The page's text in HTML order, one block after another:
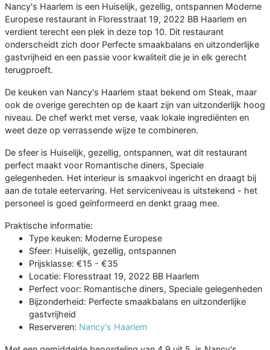
Nancy's Haarlem is een Huiselijk, gezellig, ontspannen Moderne
Europese restaurant in Floresstraat 19, 2022 BB Haarlem en
verdient terecht een plek in deze top 10. Dit restaurant
onderscheidt zich door Perfecte smaakbalans en uitzonderlijke
gastvrijheid en een passie voor kwaliteit die je in elk gerecht
terugproeft.
De keuken van Nancy's Haarlem staat bekend om Steak, maar
ook de overige gerechten op de kaart zijn van uitzonderlijk hoog
niveau. De chef werkt met verse, vaak lokale ingrediënten en
weet deze op verrassende wijze te combineren.
De sfeer is Huiselijk, gezellig, ontspannen, wat dit restaurant
perfect maakt voor Romantische diners, Speciale
gelegenheden. Het interieur is smaakvol ingericht en draagt bij
aan de totale eetervaring. Het serviceniveau is uitstekend - het
personeel is goed geïnformeerd en denkt graag mee.
Praktische informatie:
Type keuken: Moderne Europese
Sfeer: Huiselijk, gezellig, ontspannen
Prijsklasse: €15 - €35
Locatie: Floresstraat 19, 2022 BB Haarlem
Perfect voor: Romantische diners, Speciale gelegenheden
Bijzonderheid: Perfecte smaakbalans en uitzonderlijke
gastvrijheid
Reserveren: Nancy's Haarlem